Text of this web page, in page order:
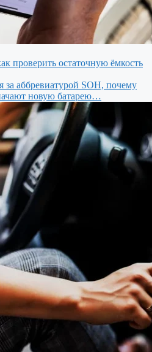
проверить остаточную ёмкость
за аббревиатурой SOH, почему
новую батарею…